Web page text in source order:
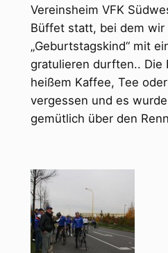
Vereinsheim VFK
Büffet statt, bei dem wir
„Geburtstagskind“ mit
gratulieren durften.. Die
heißem Kaffee, Tee
vergessen und es
gemütlich über den